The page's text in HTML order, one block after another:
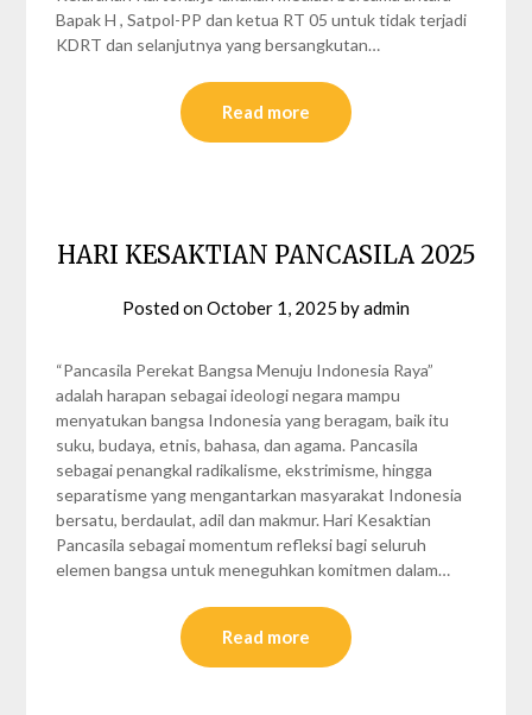
Bapak H , Satpol-PP dan ketua RT 05 untuk tidak terjadi
KDRT dan selanjutnya yang bersangkutan…
Read more
HARI KESAKTIAN PANCASILA 2025
Posted onOctober 1, 2025 byadmin
“Pancasila Perekat Bangsa Menuju Indonesia Raya”
adalah harapan sebagai ideologi negara mampu
menyatukan bangsa Indonesia yang beragam, baik itu
suku, budaya, etnis, bahasa, dan agama. Pancasila
sebagai penangkal radikalisme, ekstrimisme, hingga
separatisme yang mengantarkan masyarakat Indonesia
bersatu, berdaulat, adil dan makmur. Hari Kesaktian
Pancasila sebagai momentum refleksi bagi seluruh
elemen bangsa untuk meneguhkan komitmen dalam…
Read more